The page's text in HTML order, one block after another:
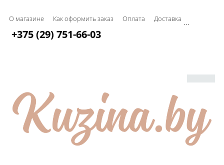
О магазине Как оформить заказ Оплата Доставка ...
+375 (29) 751-66-03